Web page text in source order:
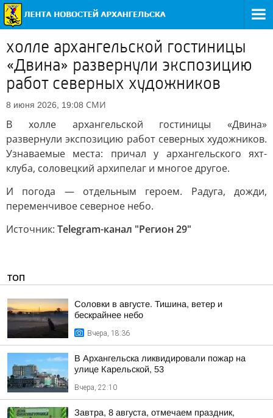
холле архангельской гостиницы
«Двина» развернули экспозицию
работ северных художников
8 июня 2026, 19:08 СМИ
В холле архангельской гостиницы «Двина»
развернули экспозицию работ северных художников.
Узнаваемые места: причал у архангельского яхт-
клуба, соловецкий архипелаг и многое другое.
И погода — отдельным героем. Радуга, дожди,
переменчивое северное небо.
Источник: Telegram-канал "Регион 29"
ТОП
Соловки в августе. Тишина, ветер и
бескрайнее небо
Вчера, 18:36
В Архангельска ликвидировали пожар на
улице Карельской, 53
Вчера, 22:10
Завтра, 8 августа, отмечаем праздник,